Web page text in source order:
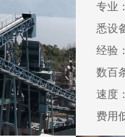
专业
悉设
经验
数百
速度
费用